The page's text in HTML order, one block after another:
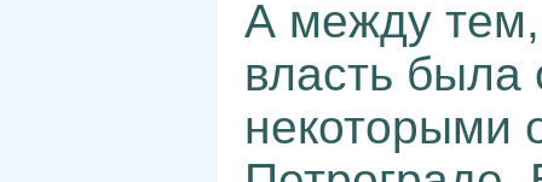
А между тем,
власть была
некоторыми